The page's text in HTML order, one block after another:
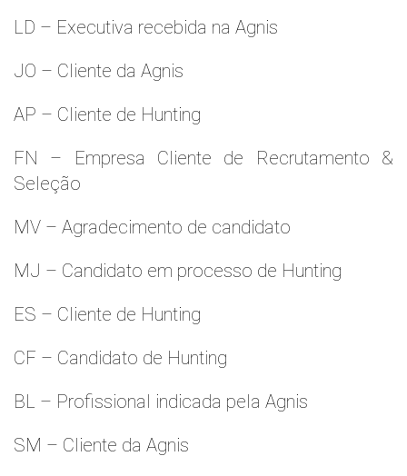
LD – Executiva recebida na Agnis
JO – Cliente da Agnis
AP – Cliente de Hunting
FN – Empresa Cliente de Recrutamento &
Seleção
MV – Agradecimento de candidato
MJ – Candidato em processo de Hunting
ES – Cliente de Hunting
CF – Candidato de Hunting
BL – Profissional indicada pela Agnis
SM – Cliente da Agnis